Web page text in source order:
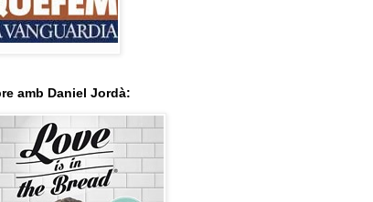
amb Daniel Jordà: